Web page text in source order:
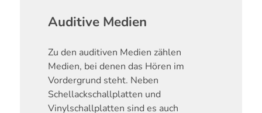
Auditive Medien
Zu den auditiven Medien zählen
Medien, bei denen das Hören im
Vordergrund steht. Neben
Schellackschallplatten und
Vinylschallplatten sind es auch